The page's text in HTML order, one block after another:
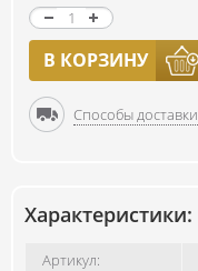
В КОРЗИНУ
Способы доставки
Характеристики:
Артикул: